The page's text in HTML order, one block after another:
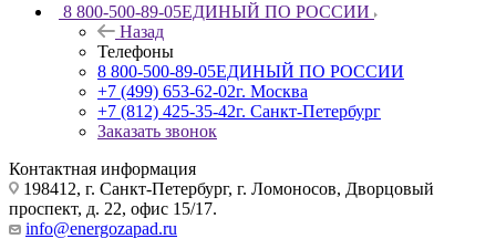
8 800-500-89-05ЕДИНЫЙ ПО РОССИИ
Назад
Телефоны
8 800-500-89-05ЕДИНЫЙ ПО РОССИИ
+7 (499) 653-62-02г. Москва
+7 (812) 425-35-42г. Санкт-Петербург
Заказать звонок
Контактная информация
198412, г. Санкт-Петербург, г. Ломоносов, Дворцовый
проспект, д. 22, офис 15/17.
info@energozapad.ru